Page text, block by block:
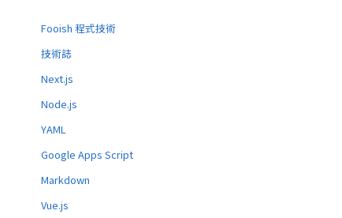
Fooish 程式技術
技術誌
Next.js
Node.js
YAML
Google Apps Script
Markdown
Vue.js